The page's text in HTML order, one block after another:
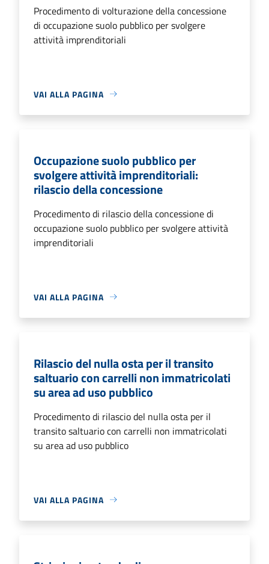
Procedimento di volturazione della concessione
di occupazione suolo pubblico per svolgere
attività imprenditoriali
VAI ALLA PAGINA
Occupazione suolo pubblico per
svolgere attività imprenditoriali:
rilascio della concessione
Procedimento di rilascio della concessione di
occupazione suolo pubblico per svolgere attività
imprenditoriali
VAI ALLA PAGINA
Rilascio del nulla osta per il transito
saltuario con carrelli non immatricolati
su area ad uso pubblico
Procedimento di rilascio del nulla osta per il
transito saltuario con carrelli non immatricolati
su area ad uso pubblico
VAI ALLA PAGINA